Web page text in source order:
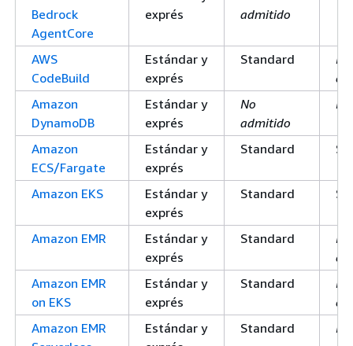
Bedrock
AgentCore
exprés
admitido
AWS
CodeBuild
Estándar y
exprés
Standard
No
Amazon
DynamoDB
Estándar y
exprés
No
admitido
Amazon
ECS/Fargate
Estándar y
exprés
Standard
Amazon EKS
Estándar y
exprés
Standard
Amazon EMR
Estándar y
exprés
Standard
No
Amazon EMR
on EKS
Estándar y
exprés
Standard
No
Amazon EMR
Estándar y
Standard
No